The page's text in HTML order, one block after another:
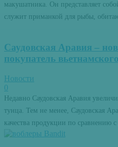
макушатника. Он представляет
служит приманкой для рыбы,
Саудовская Аравия –
покупатель
Новости
0
Недавно Саудовская Аравия
тунца. Тем не менее, Саудовская
качества продукции по сравнению